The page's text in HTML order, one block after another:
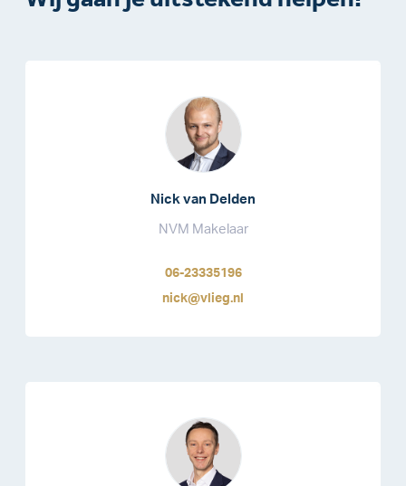
Nick van Delden
NVM Makelaar
06-23335196
nick@vlieg.nl